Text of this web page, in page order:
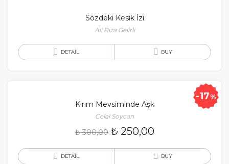
Sözdeki Kesik İzi
Ali Rıza Gelirli
DETAIL BUY
17%
Kırım Mevsiminde Aşk
Celal Soycan
₺300,00 ₺ 250,00
DETAIL BUY